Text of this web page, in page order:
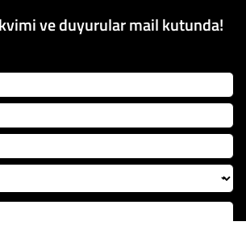
ve duyurular mail kutunda!